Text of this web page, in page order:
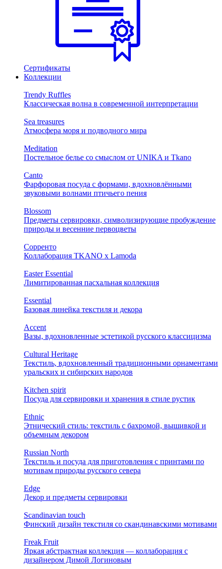
Сертификаты
Коллекции
Trendy Ruffles
Классическая волна в современной интерпретации
Sea treasures
Атмосфера моря и подводного мира
Meditation
Постельное белье со смыслом от UNIKA и Tkano
Canto
Фарфоровая посуда с формами, вдохновлёнными
звуковыми волнами птичьего пения
Blossom
Предметы сервировки, символизирующие пробуждение
природы и весенние первоцветы
Сорренто
Коллаборация TKANO х Lamoda
Easter Essential
Лимитированная пасхальная коллекция
Essential
Базовая линейка текстиля и декора
Accent
Вазы, вдохновленные эстетикой русского классицизма
Cultural Heritage
Текстиль, вдохновленный традиционными орнаментами
уральских и сибирских народов
Kitchen spirit
Посуда для сервировки и хранения в стиле рустик
Ethnic
Этнический стиль: текстиль с бахромой, вышивкой и
объемным декором
Russian North
Текстиль и посуда для приготовления с принтами по
мотивам природы русского севера
Edge
Декор и предметы сервировки
Scandinavian touch
Финский дизайн текстиля со скандинавскими мотивами
Freak Fruit
Яркая абстрактная коллекция — коллаборация с
дизайнером Димой Логиновым